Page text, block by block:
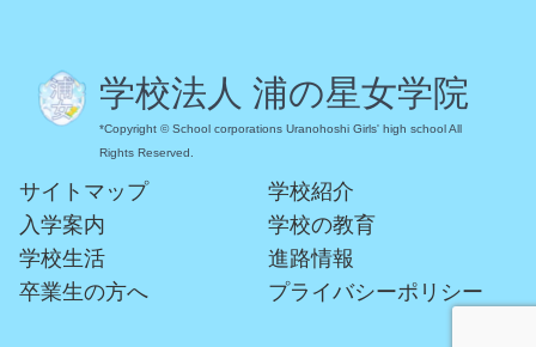
学校法人 浦の星女学院
*Copyright © School corporations Uranohoshi Girls' high school All
Rights Reserved.
サイトマップ
学校紹介
入学案内
学校の教育
学校生活
進路情報
卒業生の方へ
プライバシーポリシー